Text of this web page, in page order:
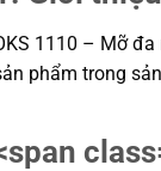
1110 – Mỡ
phẩm trong